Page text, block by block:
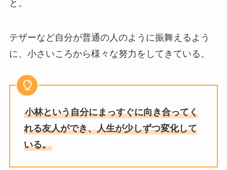
と。
テザーなど自分が普通の人のように振舞えるよう
に、小さいころから様々な努力をしてきている。
小林という自分にまっすぐに向き合ってく
れる友人ができ、人生が少しずつ変化して
いる。